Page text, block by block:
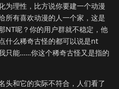
为理性，比方说你要建一个动漫
所有喜欢动漫的人一个家，这是
NT呢？你的用户群就不稳定，他
什么稀奇古怪的都可以说是nt
只能……你这个稀奇古怪又是指的
头和它的实际不符合，人们看了